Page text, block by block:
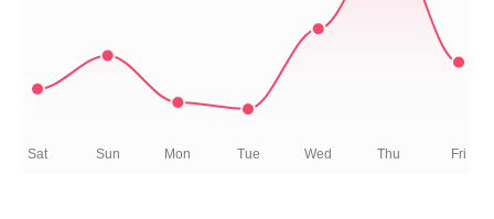
Sat Sun Mon Tue Wed Thu Fri